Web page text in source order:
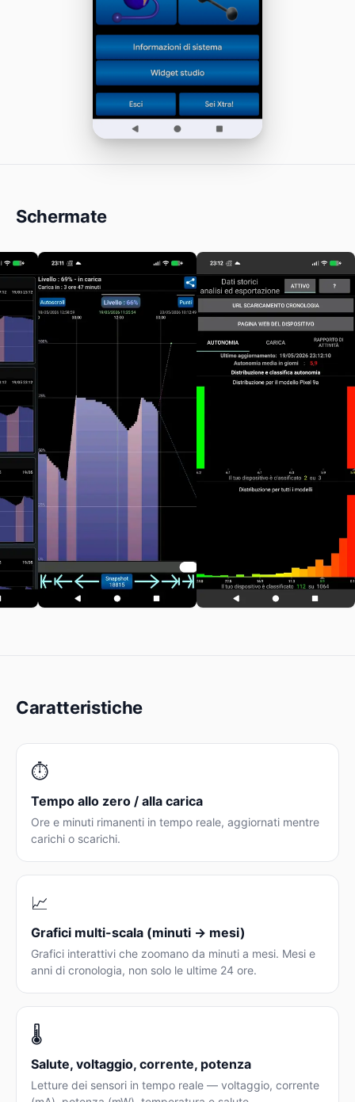
Schermate
Caratteristiche
⏱️
Tempo allo zero / alla carica
Ore e minuti rimanenti in tempo reale, aggiornati mentre
carichi o scarichi.
📈
Grafici multi-scala (minuti → mesi)
Grafici interattivi che zoomano da minuti a mesi. Mesi e
anni di cronologia, non solo le ultime 24 ore.
🌡️
Salute, voltaggio, corrente, potenza
Letture dei sensori in tempo reale — voltaggio, corrente